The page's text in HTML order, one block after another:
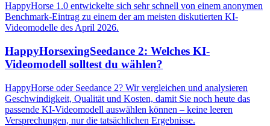
HappyHorse 1.0 entwickelte sich sehr schnell von einem anonymen
Benchmark-Eintrag zu einem der am meisten diskutierten KI-
Videomodelle des April 2026.
HappyHorsexingSeedance 2: Welches KI-
Videomodell solltest du wählen?
HappyHorse oder Seedance 2? Wir vergleichen und analysieren
Geschwindigkeit, Qualität und Kosten, damit Sie noch heute das
passende KI-Videomodell auswählen können – keine leeren
Versprechungen, nur die tatsächlichen Ergebnisse.